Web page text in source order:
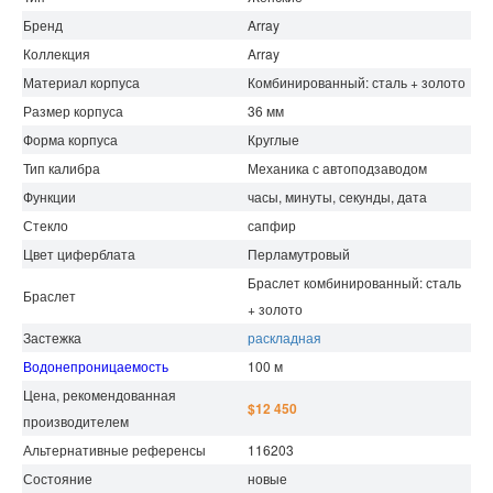
Бренд
Array
Коллекция
Array
Материал корпуса
Комбинированный: сталь + золото
Размер корпуса
36 мм
Форма корпуса
Круглые
Тип калибра
Механика с автоподзаводом
Функции
часы, минуты, секунды, дата
Стекло
сапфир
Цвет циферблата
Перламутровый
Браслет
Браслет комбинированный: сталь
+ золото
Застежка
раскладная
Водонепроницаемость
100 м
Цена, рекомендованная
производителем
$12 450
Альтернативные референсы
116203
Состояние
новые